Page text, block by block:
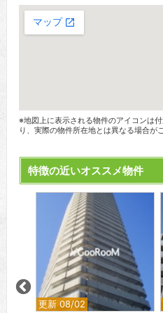
※地図上に表示される物件のアイコンは
り、実際の物件所在地とは異なる場合が
特徴の近いオススメ物件
更新 08/02